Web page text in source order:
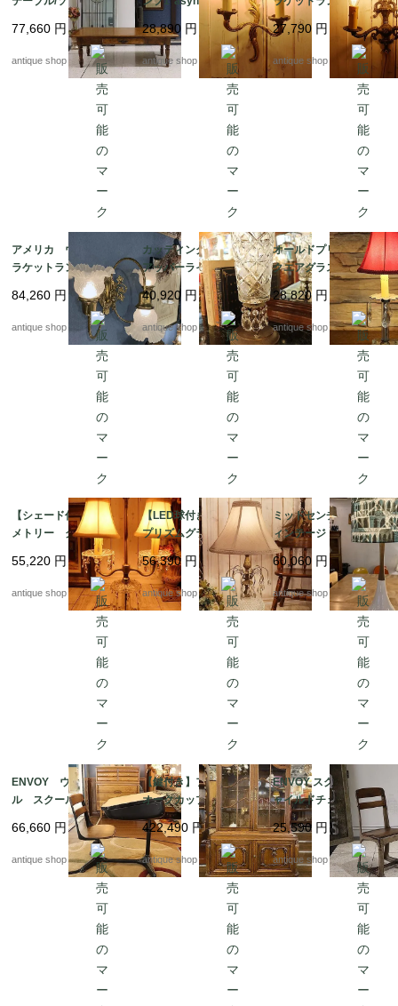
77,660 円
antique shop at's
28,890 円
antique shop at's
etry twin neck
27,790 円
antique shop at's
アメリカ ウォールブ
ラケットランプ*triple
arm frosted glass
84,260 円
antique shop at's
カッティンググラス
アッパーライト
40,920 円
antique shop at's
オールドプリズム ス
クエアグラスの台座
テーブルランプ【LED
球付き】
28,820 円
antique shop at's
【シェード付き】シン
メトリー クリスタル
グラステーブルラン
プ LED球付き
55,220 円
antique shop at's
【LED球付き】3 way
プリズムグラス テー
ブルランプ &グレイ
ッシュフレアシェード
56,390 円
antique shop at's
ミッドセンチュリーヴ
ィンテージ ダニッシ
ュモダン テーブルラ
ンプ LIBERTYシェー
ド H765
60,060 円
antique shop at's
ENVOY ウッド×メタ
ル スクールデスク
66,660 円
antique shop at's
【鍵付き】フレンチ
オークカップボード/ガ
ラスキャビネット
422,490 円
antique shop at's
ENVOY スクール チ
ャイルドチェア NO.1
3
25,590 円
antique shop at's